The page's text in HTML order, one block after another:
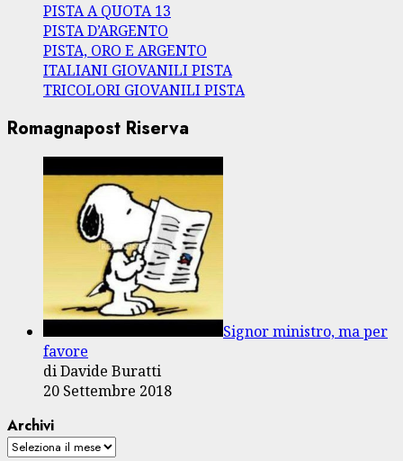
PISTA A QUOTA 13
PISTA D’ARGENTO
PISTA, ORO E ARGENTO
ITALIANI GIOVANILI PISTA
TRICOLORI GIOVANILI PISTA
Romagnapost Riserva
Signor ministro, ma per
favore
di Davide Buratti
20 Settembre 2018
Archivi